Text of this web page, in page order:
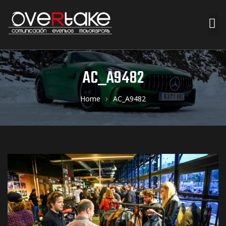
AC_A9482
Home AC_A9482
de